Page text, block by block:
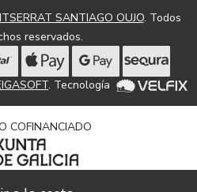
SANTIAGO OUJO. Todos
reservados.
. Tecnología
COFINANCIADO